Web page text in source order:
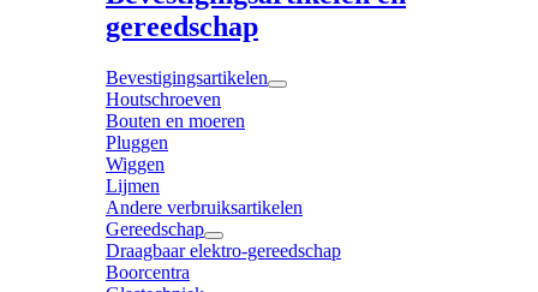
gereedschap
Bevestigingsartikelen
Houtschroeven
Bouten en moeren
Pluggen
Wiggen
Lijmen
Andere verbruiksartikelen
Gereedschap
Draagbaar elektro-gereedschap
Boorcentra